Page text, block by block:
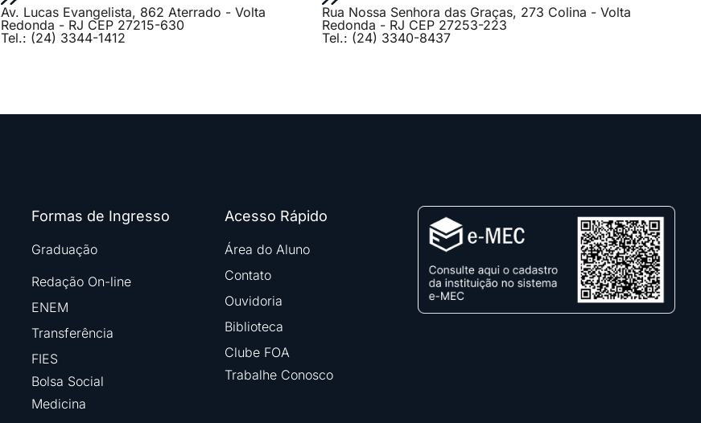
Av. Lucas Evangelista, 862 Aterrado - Volta
Redonda - RJ CEP 27215-630
Tel.: (24) 3344-1412
Rua Nossa Senhora das Graças, 273 Colina - Volta
Redonda - RJ CEP 27253-223
Tel.: (24) 3340-8437
Formas de Ingresso
Graduação
Redação On-line
ENEM
Transferência
FIES
Bolsa Social
Medicina
Acesso Rápido
Área do Aluno
Contato
Ouvidoria
Biblioteca
Clube FOA
Trabalhe Conosco